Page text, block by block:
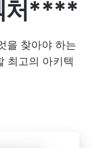
처****
을 찾아야 하는
최고의 아키텍